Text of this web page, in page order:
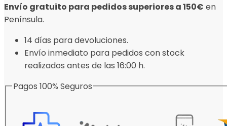
Envío gratuito para pedidos superiores a 150€ en
Península.
14 días para devoluciones.
Envío inmediato para pedidos con stock
realizados antes de las 16:00 h.
Pagos 100% Seguros